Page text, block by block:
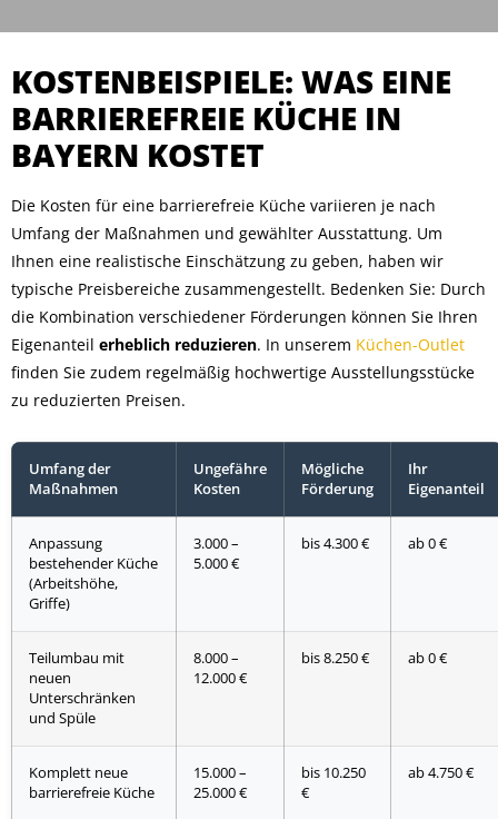
KOSTENBEISPIELE: WAS EINE
BARRIEREFREIE KÜCHE IN
BAYERN KOSTET
Die Kosten für eine barrierefreie Küche variieren je nach
Umfang der Maßnahmen und gewählter Ausstattung. Um
Ihnen eine realistische Einschätzung zu geben, haben wir
typische Preisbereiche zusammengestellt. Bedenken Sie: Durch
die Kombination verschiedener Förderungen können Sie Ihren
Eigenanteil erheblich reduzieren. In unserem Küchen-Outlet
finden Sie zudem regelmäßig hochwertige Ausstellungsstücke
zu reduzierten Preisen.
Umfang der
Maßnahmen
Ungefähre
Kosten
Mögliche
Förderung
Ihr
Eigenanteil
Anpassung
bestehender Küche
(Arbeitshöhe,
Griffe)
3.000 –
5.000 €
bis 4.300 € ab 0 €
Teilumbau mit
neuen
Unterschränken
und Spüle
8.000 –
12.000 €
bis 8.250 € ab 0 €
Komplett neue
barrierefreie Küche
15.000 –
25.000 €
bis 10.250
€
ab 4.750 €